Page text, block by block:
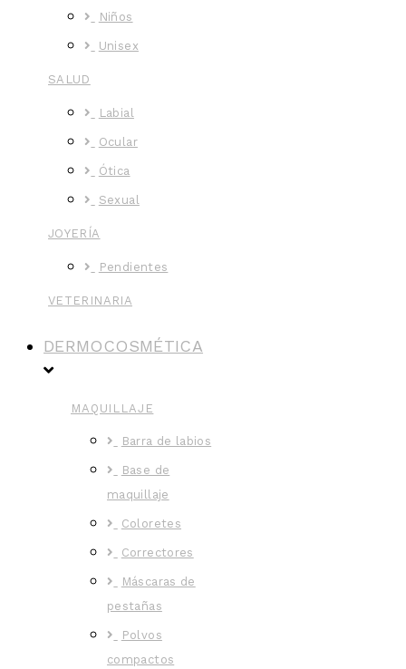
Niños
Unisex
SALUD
Labial
Ocular
Ótica
Sexual
JOYERÍA
Pendientes
VETERINARIA
DERMOCOSMÉTICA
MAQUILLAJE
Barra de labios
Base de
maquillaje
Coloretes
Correctores
Máscaras de
pestañas
Polvos
compactos